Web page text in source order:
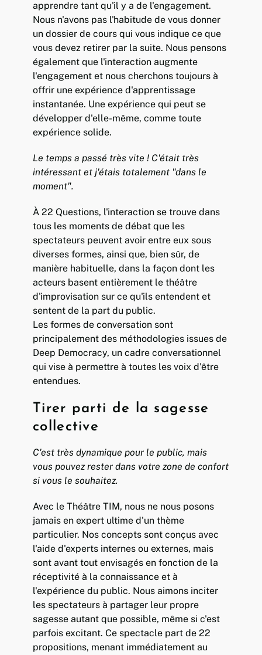
apprendre tant qu'il y a de l'engagement.
Nous n'avons pas l'habitude de vous donner
un dossier de cours qui vous indique ce que
vous devez retirer par la suite. Nous pensons
également que l'interaction augmente
l'engagement et nous cherchons toujours à
offrir une expérience d'apprentissage
instantanée. Une expérience qui peut se
développer d'elle-même, comme toute
expérience solide.
Le temps a passé très vite ! C'était très
intéressant et j'étais totalement "dans le
moment".
À 22 Questions, l'interaction se trouve dans
tous les moments de débat que les
spectateurs peuvent avoir entre eux sous
diverses formes, ainsi que, bien sûr, de
manière habituelle, dans la façon dont les
acteurs basent entièrement le théâtre
d'improvisation sur ce qu'ils entendent et
sentent de la part du public.
Les formes de conversation sont
principalement des méthodologies issues de
Deep Democracy, un cadre conversationnel
qui vise à permettre à toutes les voix d'être
entendues.
Tirer parti de la sagesse
collective
C'est très dynamique pour le public, mais
vous pouvez rester dans votre zone de confort
si vous le souhaitez.
Avec le Théâtre TIM, nous ne nous posons
jamais en expert ultime d'un thème
particulier. Nos concepts sont conçus avec
l'aide d'experts internes ou externes, mais
sont avant tout envisagés en fonction de la
réceptivité à la connaissance et à
l'expérience du public. Nous aimons inciter
les spectateurs à partager leur propre
sagesse autant que possible, même si c'est
parfois excitant. Ce spectacle part de 22
propositions, menant immédiatement au